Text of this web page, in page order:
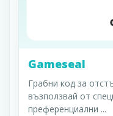
Gameseal
Грабни код за
възползвай от
преференциални ...